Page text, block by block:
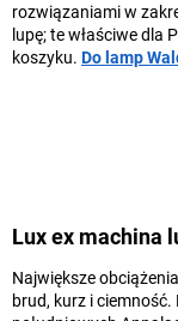
rozwiązaniami w
lupę; te właściwe dla
koszyku. Do lamp
Lux ex machina
Największe
brud, kurz i